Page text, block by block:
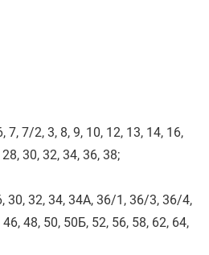
7, 7/2, 3, 8, 9, 10, 12, 13, 14, 16,
30, 32, 34, 36, 38;
30, 32, 34, 34А, 36/1, 36/3, 36/4,
48, 50, 50Б, 52, 56, 58, 62, 64,